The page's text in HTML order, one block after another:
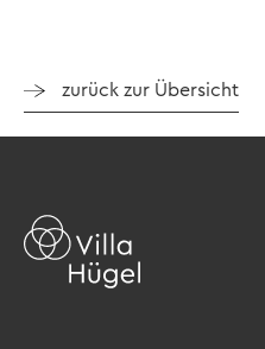
zurück zur Übersicht